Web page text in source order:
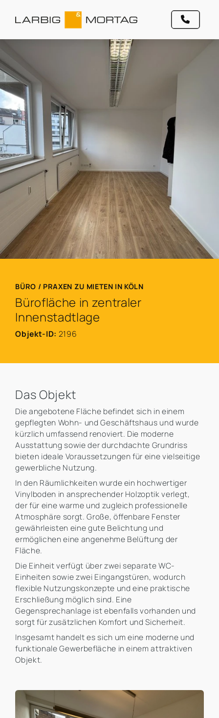
BÜRO / PRAXEN ZU MIETEN IN KÖLN
Bürofläche in zentraler
Innenstadtlage
Objekt-ID: 2196
Das Objekt
Die angebotene Fläche befindet sich in einem
gepflegten Wohn- und Geschäftshaus und wurde
kürzlich umfassend renoviert. Die moderne
Ausstattung sowie der durchdachte Grundriss
bieten ideale Voraussetzungen für eine vielseitige
gewerbliche Nutzung.
In den Räumlichkeiten wurde ein hochwertiger
Vinylboden in ansprechender Holzoptik verlegt,
der für eine warme und zugleich professionelle
Atmosphäre sorgt. Große, öffenbare Fenster
gewährleisten eine gute Belichtung und
ermöglichen eine angenehme Belüftung der
Fläche.
Die Einheit verfügt über zwei separate WC-
Einheiten sowie zwei Eingangstüren, wodurch
flexible Nutzungskonzepte und eine praktische
Erschließung möglich sind. Eine
Gegensprechanlage ist ebenfalls vorhanden und
sorgt für zusätzlichen Komfort und Sicherheit.
Insgesamt handelt es sich um eine moderne und
funktionale Gewerbefläche in einem attraktiven
Objekt.